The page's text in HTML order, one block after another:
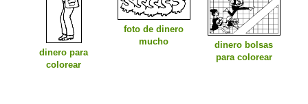
dinero para
colorear
foto de dinero
mucho
dinero bolsas
para colorear